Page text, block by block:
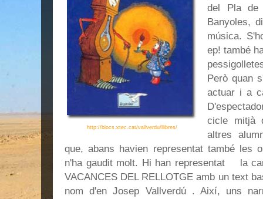
http://blocs.xtec.cat/vallverdu/llibres/
del Pla de
Banyoles,
música.
ep! també
Però quan
actuar i a
cicle mitjà
altres
que, abans havien representat també les
n'ha gaudit molt. Hi han representat la
VACANCES DEL RELLOTGE amb un text
nom d'en Josep Vallverdú . Així, uns